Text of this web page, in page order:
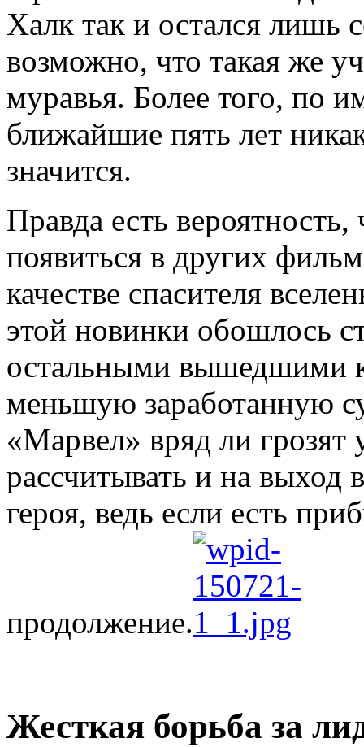
Халк так и остался
возможно, что такая же
муравья. Более того, по
ближайшие пять лет
значится.
Правда есть
появиться в других
качестве спасителя
этой новинки обошлось
остальными вышедшими
меньшую заработанную
«Марвел» вряд ли
рассчитывать и на выход
героя, ведь если есть
продолжение.
Жесткая борьба за